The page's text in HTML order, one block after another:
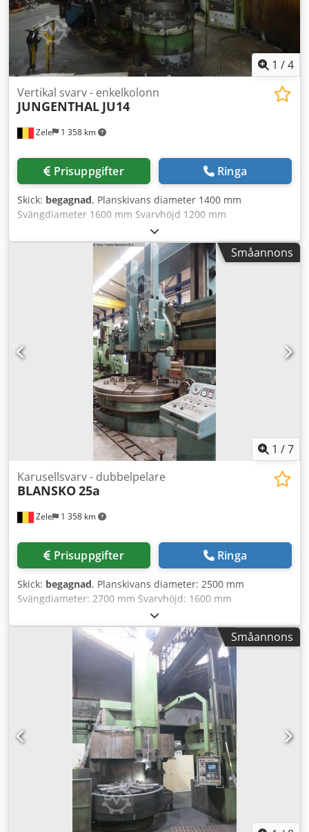
oss. Fler erbjudanden hittar du på vår hemsida. Visning
möjlig efter överenskommelse. Vi ser fram emot ert besök.
Ditt Markus Hirsch-team
1 /4
Zele 1 358 km
Vertikal svarv - enkelkolonn
JUNGENTHAL JU14
Prisuppgifter Ringa
Skick: begagnad, Planskivans diameter 1400 mm
Svängdiameter 1600 mm Svarvhöjd 1200 mm
Varvtalsområde - fräsning 1 - 240 varv/min Styrsystem
Siemens SIN 820T Slädestöd - horisontell justering 1000
mm Total effektbehov 55 kW De tekniska uppgifterna är
tillverkarens eller operatörens angivelser och därmed icke-
bindande för oss. Mellanförsäljning förbehålles; endast
våra affärs- och försäljningsvillkor gäller. Om oss Mer än
400 egna maskiner i lager Över 15 000 m² lageryta,
krankapacitet 70 ton Mer än 10 000 tillbehörsartiklar för
din verkstad Om du vill sälja maskiner, produktionslinjer
eller din verksamhet, kontakta oss. Fler erbjudanden hittar
du på vår webbplats. Visningar kan ordnas efter
överenskommelse. Djdpsyuqdzefx Aa Uekr Vi ser fram
emot ditt besök. Ditt Markus Hirsch-team
Småannons
1 /7
Zele 1 358 km
Karusellsvarv - dubbelpelare
BLANSKO25a
Prisuppgifter Ringa
Skick: begagnad, Planskivans diameter: 2500 mm
Svängdiameter: 2700 mm Svarvhöjd: 1600 mm
Varvtalsområde - svarvning: 1,18 - 32,5 varv/min
Varvtalsområde - fräsning: 4,25 - 117 varv/min
Arbetsstyckets vikt: 10 000 kg Sidosupport -
horisontaljustering: 800 mm Slagsupport -
horisontaljustering 45 grader: 1000 mm Slagsupport -
horisontaljustering 30 grader: 1000 mm Totalt effektbehov:
80 kW De tekniska uppgifterna är tillverkar- eller
ägaruppgifter och därför utan förbindelse för oss.
Mellanförsäljning förbehålles. Endast våra affärs- och
försäljningsvillkor gäller. Om oss mer än 400 egna
maskiner i lager över 15 000 m² lageryta, kranlyftkapacitet
70 t mer än 10 000 tillbehörsartiklar för din verkstad Vill du
sälja maskiner, produktionslinjer eller din verksamhet?
Kontakta oss gärna. Fler erbjudanden hittar du på vår
webbplats. Besök kan bokas efter överenskommelse. Vi ser
Småannons